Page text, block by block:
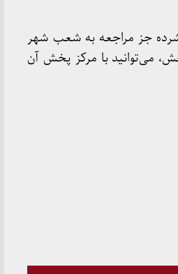
جز مراجعه به شعب شهر
می‌توانید با مرکز پخش آن